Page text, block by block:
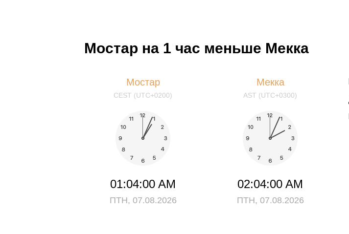
Мостар на 1 час меньше Мекка
Мостар
CEST (UTC+0200)
01:04:00 AM
ПТН, 07.08.2026
Мекка
AST (UTC+0300)
02:04:00 AM
ПТН, 07.08.2026